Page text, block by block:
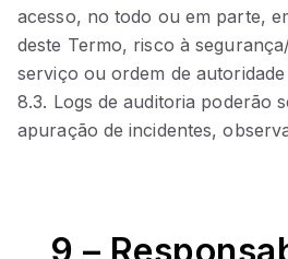
acesso, no todo ou em parte,
deste Termo, risco à
serviço ou ordem de
8.3. Logs de auditoria poderão
apuração de incidentes,